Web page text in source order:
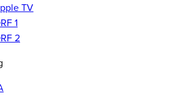
TV
1
2